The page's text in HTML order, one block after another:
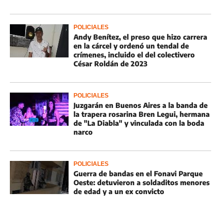
POLICIALES
Andy Benítez, el preso que hizo carrera
en la cárcel y ordenó un tendal de
crímenes, incluido el del colectivero
César Roldán de 2023
POLICIALES
Juzgarán en Buenos Aires a la banda de
la trapera rosarina Bren Legui, hermana
de "La Diabla" y vinculada con la boda
narco
POLICIALES
Guerra de bandas en el Fonavi Parque
Oeste: detuvieron a soldaditos menores
de edad y a un ex convicto